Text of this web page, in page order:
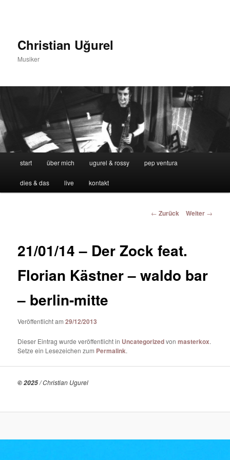
Christian Uğurel
Musiker
start über mich ugurel & rossy pep ventura
dies & das live kontakt
Beitrags-
← Zurück Weiter →
21/01/14 – Der Zock feat.
Florian Kästner – waldo bar
– berlin-mitte
Veröffentlicht am29/12/2013
Dieser Eintrag wurde veröffentlicht in Uncategorizedvonmasterkox.
Setze ein Lesezeichen zum Permalink.
© 2025/ Christian Ugurel